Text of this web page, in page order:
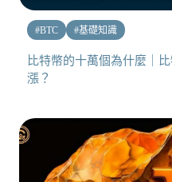
#BTC #基礎知識
比特幣的十萬個為什麼｜
漲？